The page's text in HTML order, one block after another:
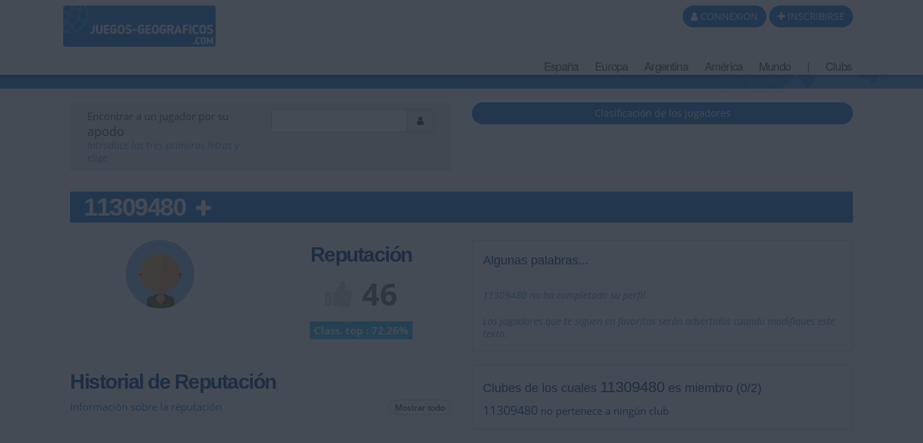
CONNEXION INSCRIBIRSE
España Europa Argentina América Mundo Clubs
Encontrar a un jugador por su
apodo
Clasificación de los jugadores
11309480
Reputación
Class. top : 72.26%
Historial de Reputación
Información sobre la réputación Mostrar todo
Algunas palabras...
11309480 no ha completado su perfil.
Los jugadores que te siguen en favoritos serán advertidos cuando modifiques este
texto.
Clubes de los cuales 11309480 es miembro (0/2)
11309480 no pertenece a ningún club